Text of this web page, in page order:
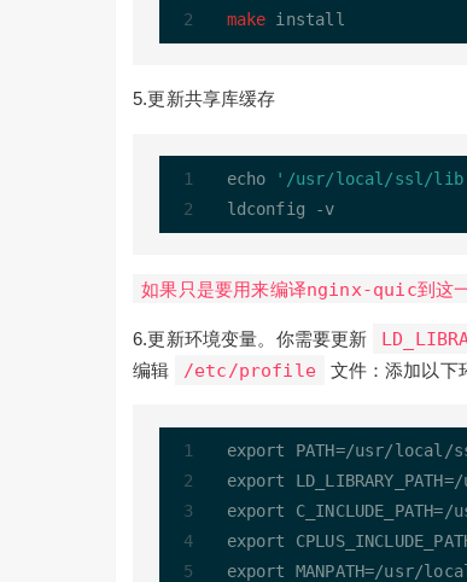
make
5.更新共享库缓存
echo '/usr/local/ssl/
ldconfig
-
如果只是要用来编译nginx-quic到这
6.更新环境变量。你需要更新
编辑
/etc/profile 文件：添加以下
export PATH=/usr/local /
export LD_LIBRARY_PATH=/
export C_INCLUDE_PATH=/
export
export MANPATH=/usr/